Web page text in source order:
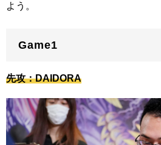
よう。
Game1
先攻：DAIDORA